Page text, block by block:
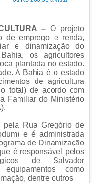
–O projeto
de emprego e renda,
e dinamização do
os agricultores
plantada no estado.
A Bahia é o estado
de agricultura
total) de acordo com
Familiar do Ministério
pela Rua Gregório de
e é administrada
de Dinamização
é responsável pelos
de Salvador
como
dentre outros.